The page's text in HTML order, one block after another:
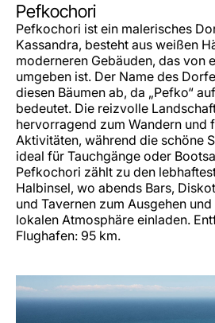
Pefkochori
Pefkochori ist ein malerisches
Kassandra, besteht aus weißen
moderneren Gebäuden, das von
umgeben ist. Der Name des
diesen Bäumen ab, da „Pefko“
bedeutet. Die reizvolle
hervorragend zum Wandern und
Aktivitäten, während die schöne
ideal für Tauchgänge oder
Pefkochori zählt zu den
Halbinsel, wo abends Bars,
und Tavernen zum Ausgehen
lokalen Atmosphäre einladen.
Flughafen: 95 km.